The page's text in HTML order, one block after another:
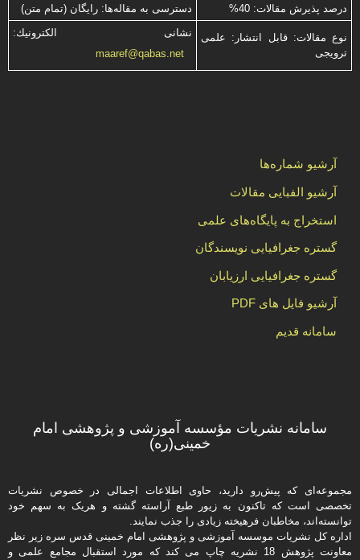
درصد پذیرش مقالات: 40% دسترسی به مقاله‌ها: رایگان (تمام متن)
نوع مقالات: قابل انتشار: علمی
ترویجی
نشانی الكترونیك:
maaref@qabas.net
آرشیو شماره‌ها
آرشیو الفبایی مقالات
استخراج به پایگاه‌های علمی
گستره جغرافیایی نویسندگان
گستره جغرافیایی ارزیابان
آرشیو فایل های PDF
سامانه قدیم
سامانه نشریات مؤسسه آموزشی و پژوهشی امام
خمینی(ره)
مجموعه‌ای که پیش‌رو دارید،‌ حاوی اطلاعات اجمالی در خصوص نشریات
تخصصی است که تاکنون به زیور طبع آراسته گشته و هریک به سهم خود
توانسته‌اند، مخاطبان فرهیخته‌ زیادی را جذب نمایند.
اداره كل نشریات موسسه آموزشی و پژوهشی امام خمینی قدس سره زیر نظر
معاونت پژوهش 18 نشریه چاپ می کند که مورد استقبال مجامع علمی و